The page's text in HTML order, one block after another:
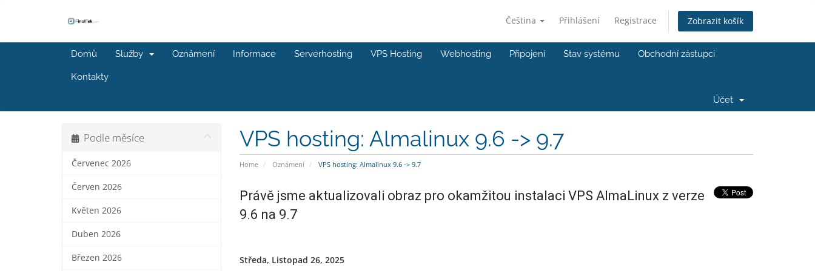
Čeština Přihlášení Registrace Zobrazit košík
Domů Služby Oznámení Informace Serverhosting VPS Hosting Webhosting Připojení Stav systému Obchodní zástupci
Kontakty
Účet
VPS hosting: Almalinux 9.6 -> 9.7
Home Oznámení VPS hosting: Almalinux 9.6 -> 9.7
Podle měsíce
Červenec 2026
Červen 2026
Květen 2026
Duben 2026
Březen 2026
Právě jsme aktualizovali obraz pro okamžitou instalaci VPS AlmaLinux z verze
9.6 na 9.7
Středa, Listopad 26, 2025